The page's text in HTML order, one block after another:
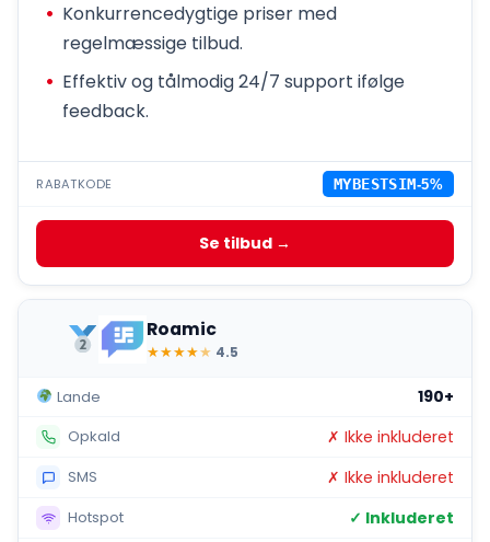
Konkurrencedygtige priser med
regelmæssige tilbud.
Effektiv og tålmodig 24/7 support ifølge
feedback.
RABATKODE MYBESTSIM-5%
Se tilbud →
Roamic
★★★★★ 4.5
Lande 190+
Opkald ✗ Ikke inkluderet
SMS ✗ Ikke inkluderet
Hotspot ✓ Inkluderet